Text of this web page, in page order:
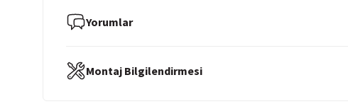
Yorumlar
Montaj Bilgilendirmesi